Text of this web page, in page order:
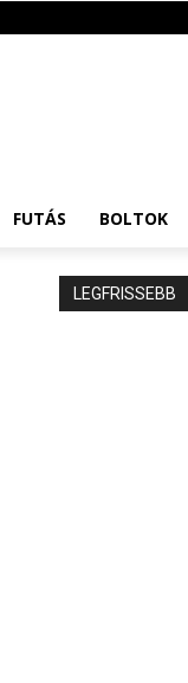
FUTÁS BOLTOK
LEGFRISSEBB